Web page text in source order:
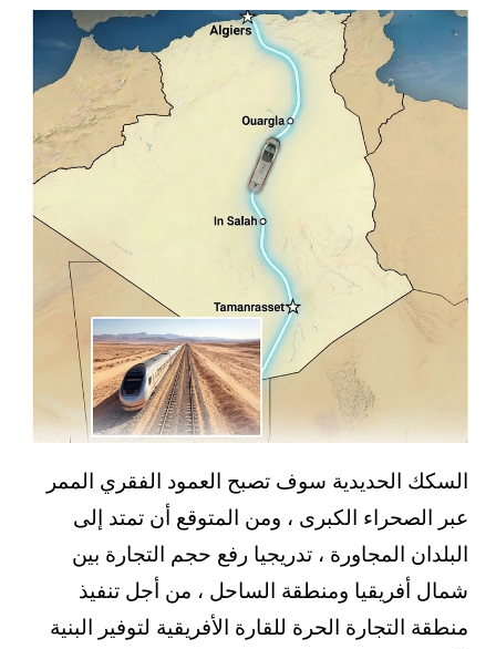
السكك الحديدية سوف تصبح العمود الفقري الممر
عبر الصحراء الكبرى ، ومن المتوقع أن تمتد إلى
البلدان المجاورة ، تدريجيا رفع حجم التجارة بين
شمال أفريقيا ومنطقة الساحل ، من أجل تنفيذ
منطقة التجارة الحرة للقارة الأفريقية لتوفير البنية